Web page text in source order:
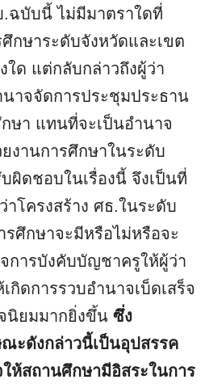
ฉบับนี้ ไม่มีมาตราใดที่
กษาระดับจังหวัดและเขต
ด แต่กลับกล่าวถึงผู้ว่า
าจจัดการประชุมประธาน
ษา แทนที่จะเป็นอำนาจ
งานการศึกษาในระดับ
ผิดชอบในเรื่องนี้ จึงเป็นที่
าโครงสร้าง ศธ.ในระดับ
ศึกษาจะมีหรือไม่หรือจะ
การบังคับบัญชาครูให้ผู้ว่า
กิดการรวบอำนาจเบ็ดเสร็จ
นิยมมากยิ่งขึ้น ซึ่ง
ะดังกล่าวนี้เป็นอุปสรรค
ห้สถานศึกษามีอิสระในการ